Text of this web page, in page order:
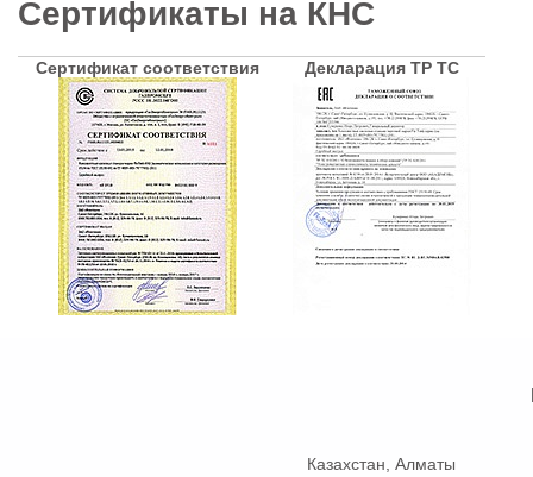
Сертификаты на КНС
Сертификат соответствия Декларация ТР ТС
Казахстан, Алматы